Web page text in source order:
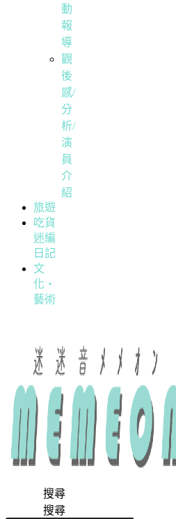
動
報
導
觀
後
感/
分
析/
演
員
介
紹
旅遊
吃貨
迷編
日記
文
化・
藝術
搜尋
搜尋